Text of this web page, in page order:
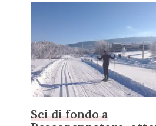
Sci di fondo a